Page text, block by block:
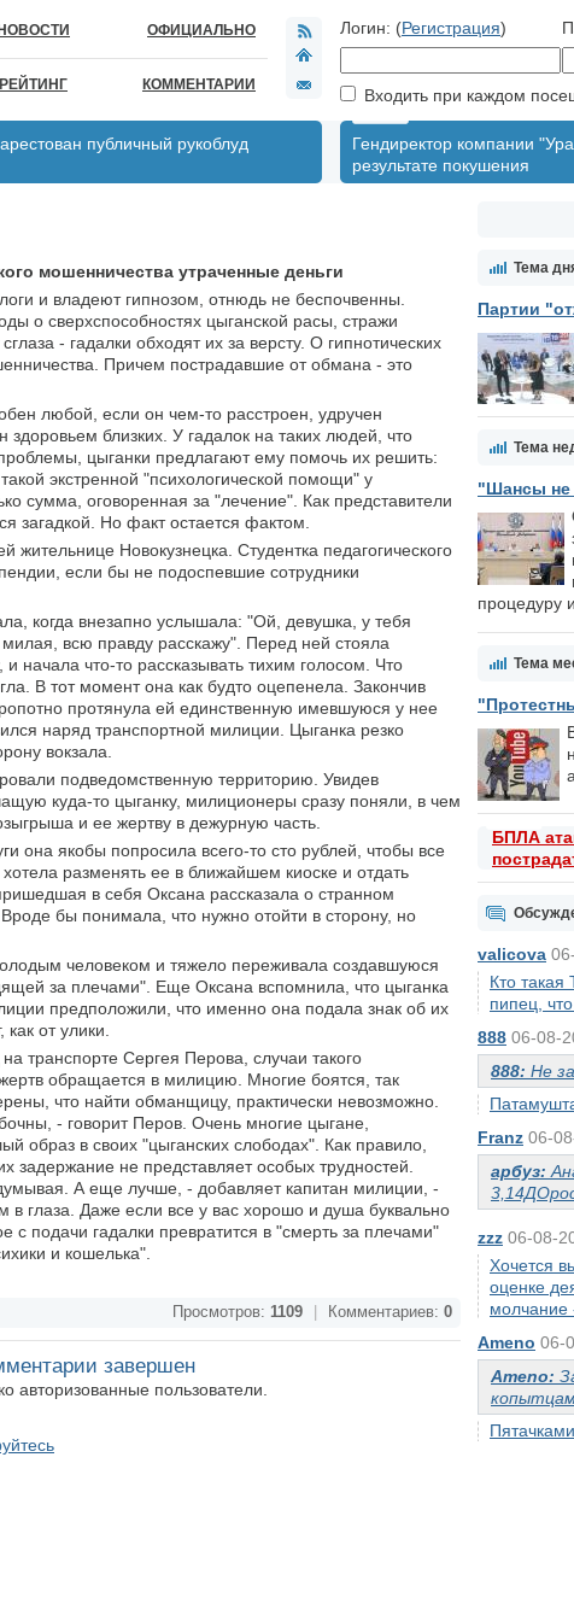
НОВОСТИ ОФИЦИАЛЬНО
РЕЙТИНГ КОММЕНТАРИИ
Логин: (Регистрация)
Входить при каждом
публичный рукоблуд
Гендиректор компании
результате покушения
Тема
Партии
Тема
"Шансы не
процедуру
Тема
БПЛА
valicova
Кто такая
пипец,
888 06-08-
888: Не
Franz 06-
арбуз:
zzz 06-08-
Хочется
оценке
молчание
Ameno 06-
Ameno:
мошенничества утраченные деньги
и владеют гипнозом, отнюдь не беспочвенны.
о сверхспособностях цыганской расы, стражи
- гадалки обходят их за версту. О гипнотических
Причем пострадавшие от обмана - это
любой, если он чем-то расстроен, удручен
близких. У гадалок на таких людей, что
цыганки предлагают ему помочь их решить:
экстренной "психологической помощи" у
сумма, оговоренная за "лечение". Как представители
загадкой. Но факт остается фактом.
Новокузнецка. Студентка педагогического
если бы не подоспевшие сотрудники
когда внезапно услышала: "Ой, девушка, у тебя
всю правду расскажу". Перед ней стояла
начала что-то рассказывать тихим голосом. Что
В тот момент она как будто оцепенела. Закончив
протянула ей единственную имевшуюся у нее
наряд транспортной милиции. Цыганка резко
вокзала.
подведомственную территорию. Увидев
куда-то цыганку, милиционеры сразу поняли, в чем
и ее жертву в дежурную часть.
она якобы попросила всего-то сто рублей, чтобы все
разменять ее в ближайшем киоске и отдать
в себя Оксана рассказала о странном
бы понимала, что нужно отойти в сторону, но
человеком и тяжело переживала создавшуюся
за плечами". Еще Оксана вспомнила, что цыганка
предположили, что именно она подала знак об их
от улики.
транспорте Сергея Перова, случаи такого
обращается в милицию. Многие боятся, так
что найти обманщицу, практически невозможно.
- говорит Перов. Очень многие цыгане,
образ в своих "цыганских слободах". Как правило,
задержание не представляет особых трудностей.
А еще лучше, - добавляет капитан милиции, -
в глаза. Даже если все у вас хорошо и душа буквально
с подачи гадалки превратится в "смерть за плечами"
и кошелька".
Просмотров: 1109 Комментариев: 0
завершен
авторизованные пользователи.